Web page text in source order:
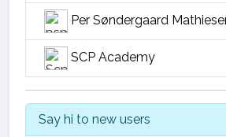
Per Søndergaard
SCP Academy
Say hi to new users